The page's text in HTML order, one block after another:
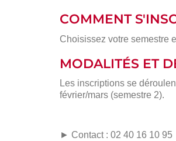
COMMENT
Choisissez votre semestre
MODALITÉS ET
Les inscriptions se
février/mars (semestre 2).
► Contact : 02 40 16 10 95